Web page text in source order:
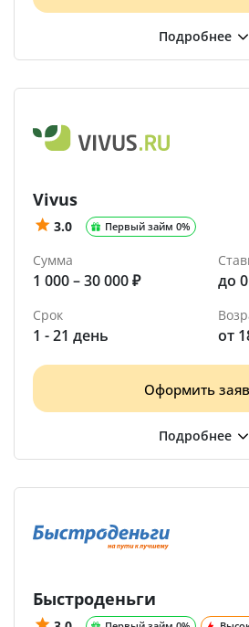
Vivus
3.0 Первый займ 0%
Сумма
1 000 – 30 000 ₽ до
Срок
1 - 21 день от
Оформить
Быстроденьги